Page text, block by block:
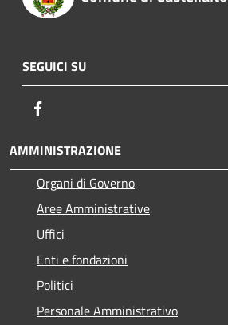
SEGUICI SU
AMMINISTRAZIONE
Organi di Governo
Aree Amministrative
Uffici
Enti e fondazioni
Politici
Personale Amministrativo